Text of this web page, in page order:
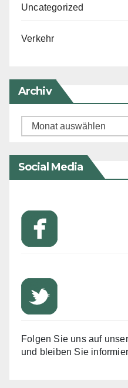
Uncategorized
Verkehr
Archiv
Archiv
Social Media
Folgen Sie uns auf
und bleiben Sie